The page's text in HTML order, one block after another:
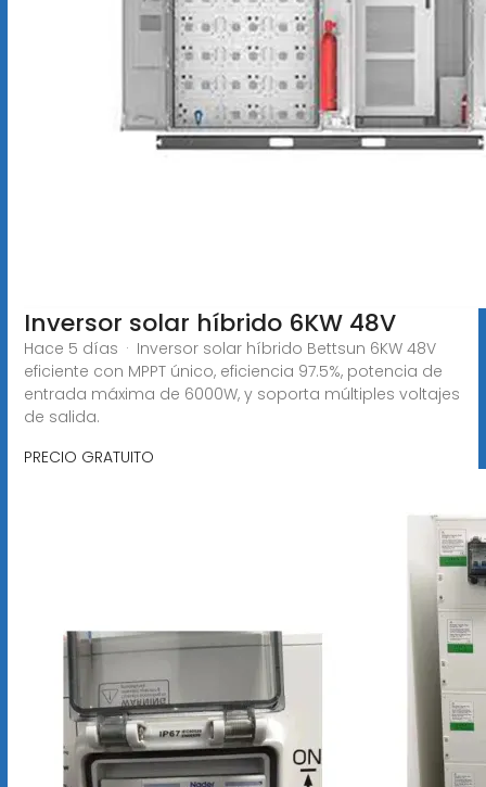
Inversor solar híbrido 6KW 48V
Hace 5 días · Inversor solar híbrido Bettsun 6KW 48V
eficiente con MPPT único, eficiencia 97.5%, potencia de
entrada máxima de 6000W, y soporta múltiples voltajes
de salida.
PRECIO GRATUITO